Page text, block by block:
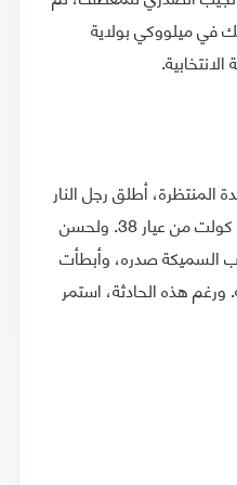
في ميلووكي بولاية
المنتظرة، أطلق رجل النار
عليه في صدره بواسطة مسدس كولت من عيار 38. ولحسن
السميكة صدره، وأبطأت
هذه الحادثة، استمر